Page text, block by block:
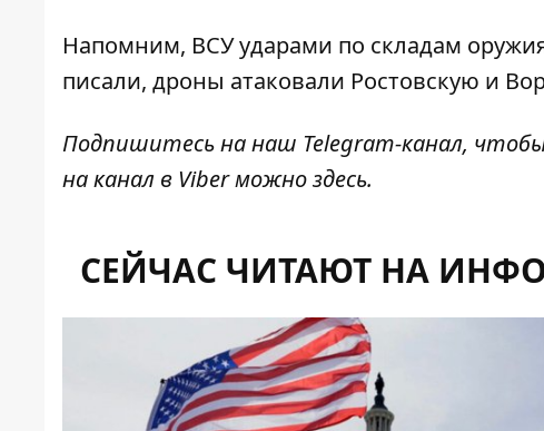
Напомним, ВСУ ударами по складам
писали, дроны атаковали Ростовскую и
Подпишитесь на наш Telegram-канал,
на канал в Viber можноздесь.
СЕЙЧАС ЧИТАЮТ НА